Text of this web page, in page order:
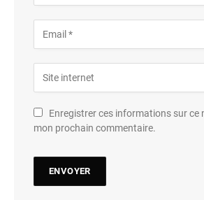
Enregistrer ces informations sur ce
mon prochain commentaire.